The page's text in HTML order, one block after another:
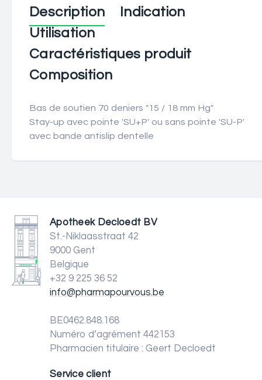
Description
Indication
Utilisation
Caractéristiques produit
Composition
Bas de soutien 70 deniers "15 / 18 mm Hg"
Stay-up avec pointe 'SU+P' ou sans pointe 'SU-P'
avec bande antislip dentelle
Apotheek Decloedt BV
St.-Niklaasstraat 42
9000 Gent
Belgique
+32 9 225 36 52
info@pharmapourvous.be
BE0462.848.168
Numéro d’agrément 442153
Pharmacien titulaire : Geert Decloedt
Service client